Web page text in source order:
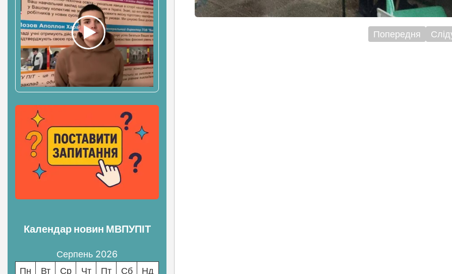
Календар новин МВПУПІТ
Серпень 2026
Пн
Вт Ср Чт Пт Сб
Нд
Попередня